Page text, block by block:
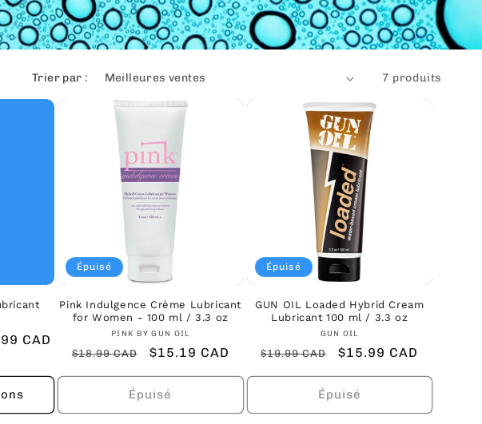
Trier par : 7 produits
:
CAD
Épuisé
Pink Indulgence Crème Lubricant
for Women - 100 ml / 3.3 oz
Fournisseur :
PINK BY GUN OIL
Prix
$18.99 CAD
Prix
$15.19 CAD
Épuisé
Épuisé
GUN OIL Loaded Hybrid Cream
Lubricant 100 ml / 3.3 oz
Fournisseur :
GUN OIL
Prix
$19.99 CAD
Prix
$15.99 CAD
Épuisé